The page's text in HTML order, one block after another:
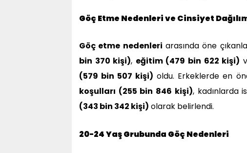
Göç Etme Nedenleri ve Cinsiyet
Göç etme nedenleri arasında öne
bin 370 kişi), eğitim (479 bin 622 kişi)
(579 bin 507 kişi) oldu. Erkeklerde en
koşulları (255 bin 846 kişi), kadınlarda
(343 bin 342 kişi) olarak belirlendi.
20-24 Yaş Grubunda Göç Nedenleri